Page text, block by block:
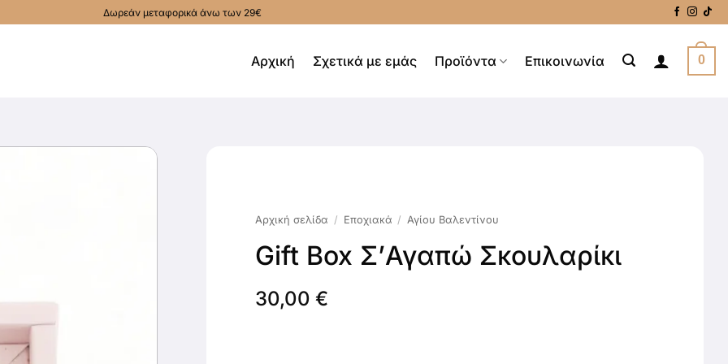
Δωρεάν μεταφορικά άνω των 29€
Αρχική Σχετικά με εμάς Προϊόντα Επικοινωνία 0
Αρχική σελίδα / Εποχιακά / Αγίου Βαλεντίνου
Gift Box Σ’Αγαπώ Σκουλαρίκι
30,00 €